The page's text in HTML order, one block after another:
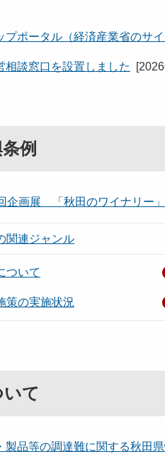
ポータル（経済産業省のサイ
相談窓口を設置しました [
例
企画展 「秋田のワイナリー
関連ジャンル
ついて
策の実施状況
て
品等の調達難に関する秋田